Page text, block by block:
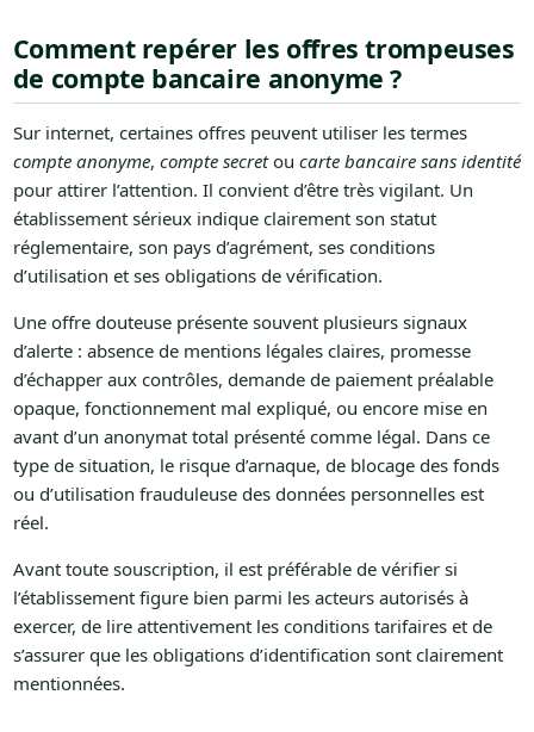
Comment repérer les offres trompeuses
de compte bancaire anonyme ?
Sur internet, certaines offres peuvent utiliser les termes
compte anonyme, compte secretou carte bancaire sans identité
pour attirer l’attention. Il convient d’être très vigilant. Un
établissement sérieux indique clairement son statut
réglementaire, son pays d’agrément, ses conditions
d’utilisation et ses obligations de vérification.
Une offre douteuse présente souvent plusieurs signaux
d’alerte : absence de mentions légales claires, promesse
d’échapper aux contrôles, demande de paiement préalable
opaque, fonctionnement mal expliqué, ou encore mise en
avant d’un anonymat total présenté comme légal. Dans ce
type de situation, le risque d’arnaque, de blocage des fonds
ou d’utilisation frauduleuse des données personnelles est
réel.
Avant toute souscription, il est préférable de vérifier si
l’établissement figure bien parmi les acteurs autorisés à
exercer, de lire attentivement les conditions tarifaires et de
s’assurer que les obligations d’identification sont clairement
mentionnées.